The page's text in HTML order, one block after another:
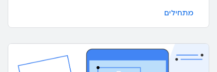
מתחילים